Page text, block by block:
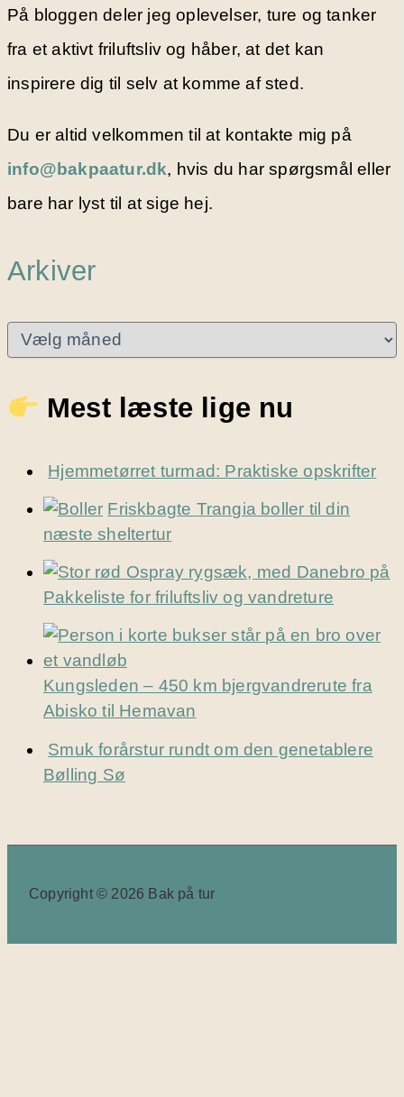
På bloggen deler jeg oplevelser, ture og tanker
fra et aktivt friluftsliv og håber, at det kan
inspirere dig til selv at komme af sted.
Du er altid velkommen til at kontakte mig på
info@bakpaatur.dk, hvis du har spørgsmål eller
bare har lyst til at sige hej.
Arkiver
v
e
Mest læste lige nu
Hjemmetørret turmad: Praktiske opskrifter
Friskbagte Trangia boller til din
næste sheltertur
Pakkeliste for friluftsliv og vandreture
Kungsleden – 450 km bjergvandrerute fra
Abisko til Hemavan
Smuk forårstur rundt om den genetablere
Bølling Sø
Copyright © 2026 Bak på tur